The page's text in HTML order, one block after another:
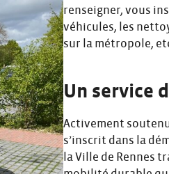
renseigner, vous
véhicules, les
sur la métropole,
Un service
Activement
s’inscrit dans la
la Ville de Rennes